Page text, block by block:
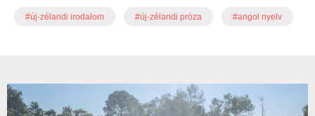
#új-zélandi irodalom #új-zélandi próza #angol nyelv